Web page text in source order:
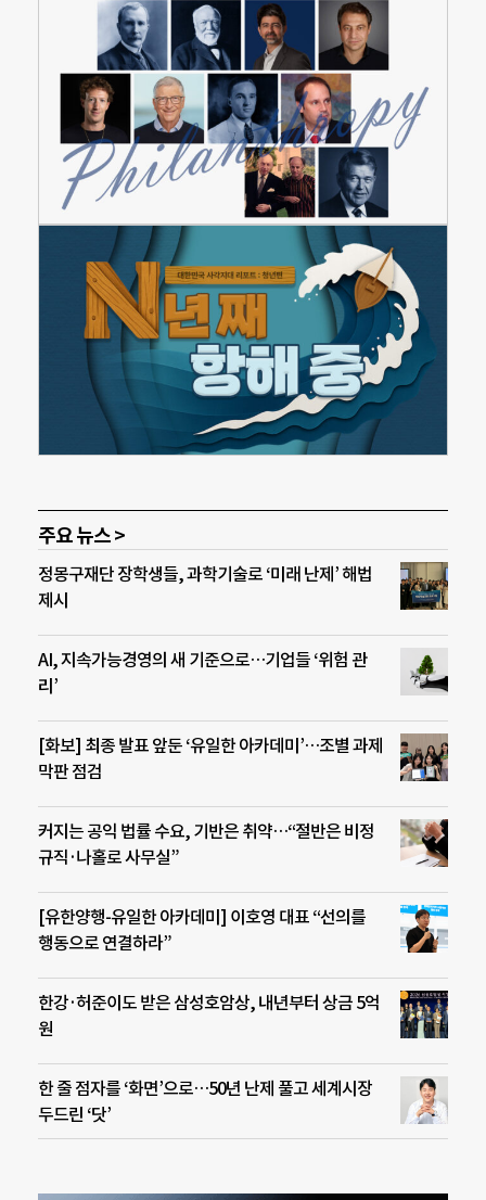
주요 뉴스 >
정몽구재단 장학생들, 과학기술로 ‘미래 난제’ 해법
제시
AI, 지속가능경영의 새 기준으로…기업들 ‘위험 관
리’
[화보] 최종 발표 앞둔 ‘유일한 아카데미’…조별 과제
막판 점검
커지는 공익 법률 수요, 기반은 취약…“절반은 비정
규직·나홀로 사무실”
[유한양행-유일한 아카데미] 이호영 대표 “선의를
행동으로 연결하라”
한강·허준이도 받은 삼성호암상, 내년부터 상금 5억
원
한 줄 점자를 ‘화면’으로…50년 난제 풀고 세계시장
두드린 ‘닷’